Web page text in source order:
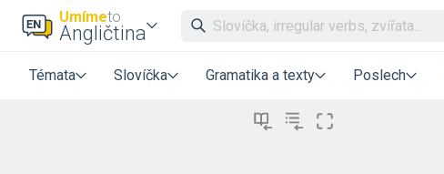
Umímeto
Angličtina
Témata Slovíčka Gramatika a texty Poslech